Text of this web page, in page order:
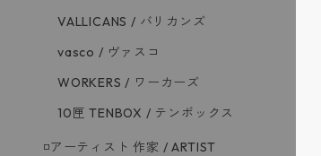
VALLICANS / バリカンズ
vasco / ヴァスコ
WORKERS / ワーカーズ
10匣 TENBOX / テンボックス
◽️アーティスト 作家 / ARTIST